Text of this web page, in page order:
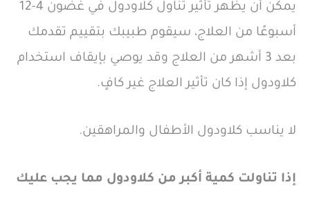
يمكن أن يظهر تأثير تناول كلاودول في غضون 4-12
أسبوعًا من العلاج، سيقوم طبيبك بتقييم تقدمك
بعد 3 أشهر من العلاج وقد يوصي بإيقاف استخدام
كلاودول إذا كان تأثير العلاج غير كافٍ.
لا يناسب كلاودول الأطفال والمراهقين.
إذا تناولت كمية أكبر من كلاودول مما يجب عليك